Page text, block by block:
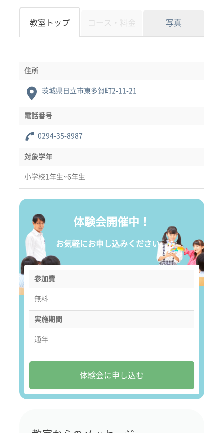
教室トップ コース・料金 写真
住所
茨城県日立市東多賀町2-11-21
電話番号
0294-35-8987
対象学年
小学校1年生~6年生
体験会開催中！
お気軽にお申し込みください。
参加費
無料
実施期間
通年
体験会に申し込む